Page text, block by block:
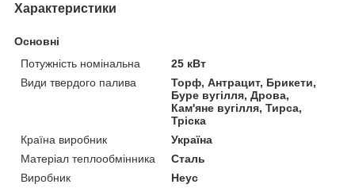
Характеристики
Основні
Потужність номінальна
25 кВт
Види твердого палива
Торф, Антрацит, Брикети,
Буре вугілля, Дрова,
Кам'яне вугілля, Тирса,
Тріска
Країна виробник
Україна
Матеріал теплообмінника
Сталь
Виробник
Неус